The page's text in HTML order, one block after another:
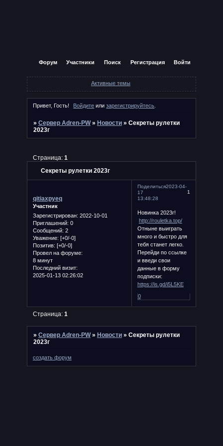
Форум Участники Поиск Регистрация Войти
Активные темы
Привет, Гость! Войдите илизарегистрируйтесь.
» Сервер Adren-PW » Новости » Секреты рулетки
2023г
Секреты рулетки 2023г
Страница: 1
Поделиться
1
2023-04-
17
13:48:28
qitiaxpyeq
Участник
Зарегистрирован: 2022-10-01
Приглашений: 0
Сообщений: 2
Уважение: [+0/-0]
Позитив: [+0/-0]
Провел на форуме:
8 минут
Последний визит:
2025-01-13 02:26:02
Новинка 2023г!
http://rouletka.top/
Отныне выиграть
много и быстро для
тебя станет легко.
Перейди по ссылке
и введи свои
данные в форму
подписки:
https://is.gd/i5L5KE
0
Страница: 1
» Сервер Adren-PW » Новости » Секреты рулетки
2023г
создать форум